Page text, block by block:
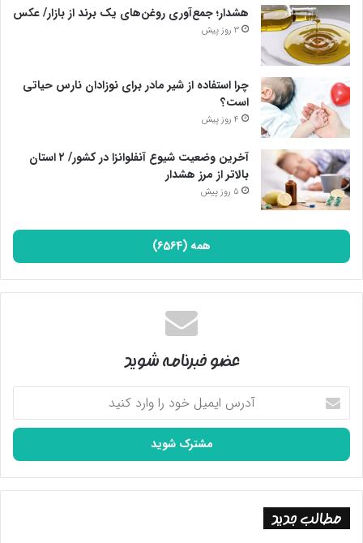
هشدار؛ جمع‌آوری روغن‌های یک برند از بازار/ عکس
3 روز پیش
چرا استفاده از شیر مادر برای نوزادان نارس حیاتی
است؟
4 روز پیش
آخرین وضعیت شیوع آنفلوانزا در کشور/ ۲ استان
بالاتر از مرز هشدار
5 روز پیش
همه (6564)
عضو خبرنامه شوید
آدرس
ایمیل
خود
وارد
کنید
مطالب جدید